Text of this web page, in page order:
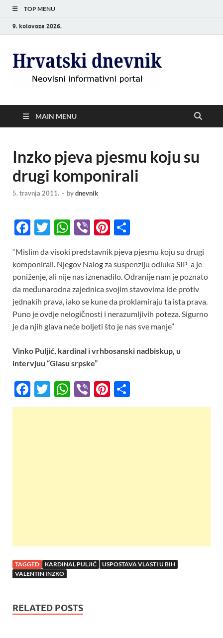
TOP MENU
9. kolovoza 2026.
MAIN MENU
Inzko pjeva pjesmu koju su
drugi komponirali
5. travnja 2011. - bydnevnik
F
e
b
o
o
k
T
itt
er
W
at
s
A
p
p
Vi
er
Pi
er
es
t
ar
e
“Mislim da visoki predstavnik pjeva pjesmu koju su drugi
komponirali. Njegov Nalog za suspenziju odluka SIP-a je
poniženje, ali nije nas iznenadilo. Odranije nam je poznato
da međunarodna zajednica svojim stavovima ide protiv
jednakih prava, iako se kune da proklamiraju ta ista prava.
Puno je ovdje nelogičnosti i nerazumljivih poteza. Sigurno
je da njih glava neće boljeti što je nas sve manje”
Vinko Puljić, kardinal i vrhbosanski nadbiskup, u
intervjuu “Glasu srpske”
F
ac
T
w
W
h
Vi
b
Pi
nt h
TAGGED KARDINAL PULJIĆ
USPOSTAVA VLASTI U BIH
VALENTIN INZKO
RELATED POSTS